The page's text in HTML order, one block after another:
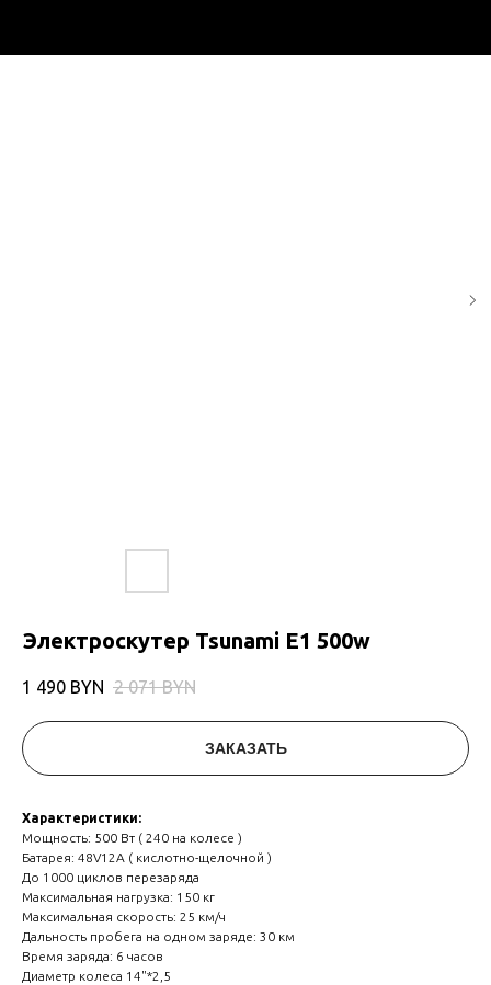
Электроскутер Tsunami E1 500w
1 490 BYN 2 071 BYN
ЗАКАЗАТЬ
Характеристики:
Мощность: 500 Вт ( 240 на колесе )
Батарея: 48V12A ( кислотно-щелочной )
До 1000 циклов перезаряда
Максимальная нагрузка: 150 кг
Максимальная скорость: 25 км/ч
Дальность пробега на одном заряде: 30 км
Время заряда: 6 часов
Диаметр колеса 14"*2,5